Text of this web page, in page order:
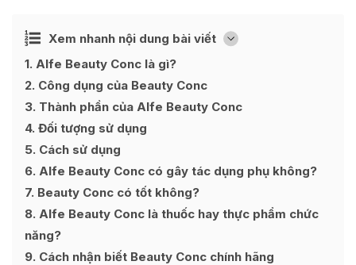
Xem nhanh nội dung bài viết [
Ẩn
1 Alfe Beauty Conc là gì?
2 Công dụng của Beauty Conc
3 Thành phần của Alfe Beauty Conc
4 Đối tượng sử dụng
5 Cách sử dụng
6 Alfe Beauty Conc có gây tác dụng phụ không?
7 Beauty Conc có tốt không?
8 Alfe Beauty Conc là thuốc hay thực phẩm chức
năng?
9 Cách nhận biết Beauty Conc chính hãng